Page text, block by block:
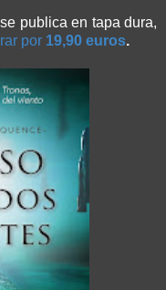
se publica en tapa dura,
por 19,90 euros.